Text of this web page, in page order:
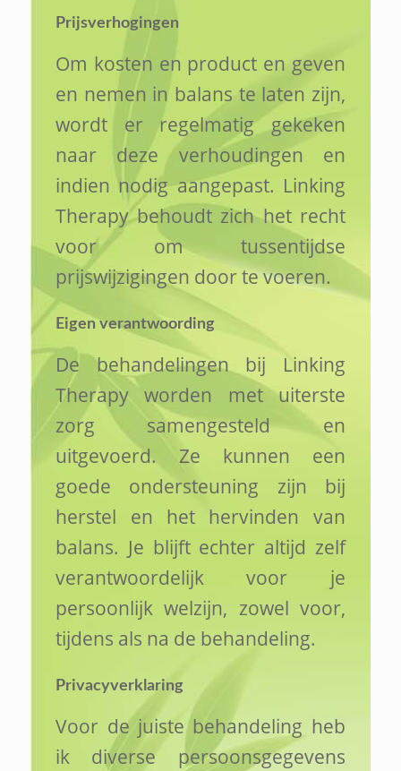
Prijsverhogingen
Om kosten en product en geven
en nemen in balans te laten zijn,
wordt er regelmatig gekeken
naar deze verhoudingen en
indien nodig aangepast. Linking
Therapy behoudt zich het recht
voor om tussentijdse
prijswijzigingen door te voeren.
Eigen verantwoording
De behandelingen bij Linking
Therapy worden met uiterste
zorg samengesteld en
uitgevoerd. Ze kunnen een
goede ondersteuning zijn bij
herstel en het hervinden van
balans. Je blijft echter altijd zelf
verantwoordelijk voor je
persoonlijk welzijn, zowel voor,
tijdens als na de behandeling.
Privacyverklaring
Voor de juiste behandeling heb
ik diverse persoonsgegevens